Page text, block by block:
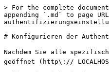
> For the complete
appending `.md` to page
# Konfigurieren der
Nachdem Sie alle
geöffnet (http\://